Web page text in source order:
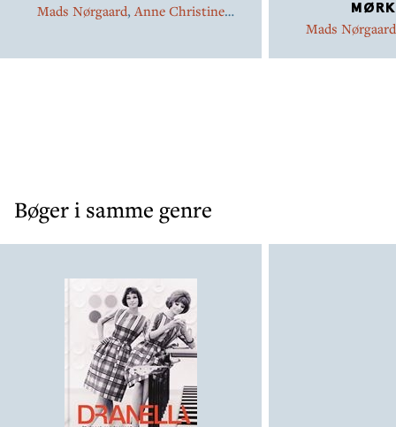
Mads Nørgaard,Anne Christine
Mads Nørgaard
Bøger i samme genre